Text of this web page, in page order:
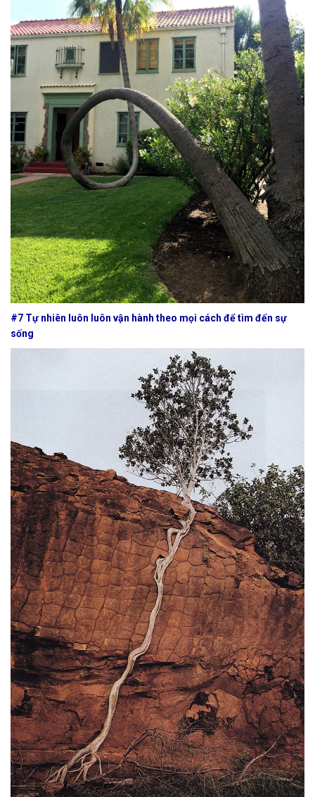
#7 Tự nhiên luôn luôn vận hành theo mọi cách để tìm đến sự
sống